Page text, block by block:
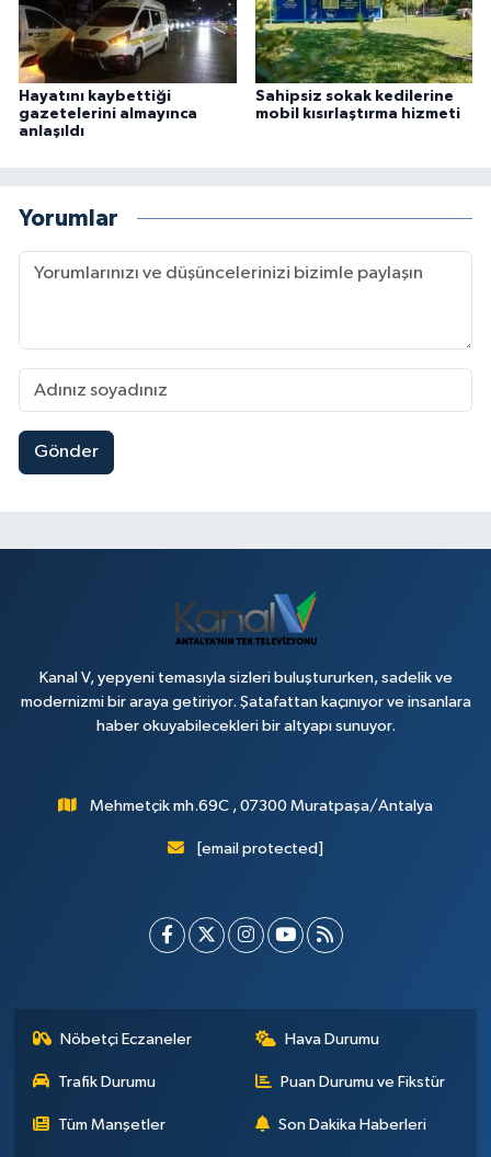
Hayatını kaybettiği
gazetelerini almayınca
anlaşıldı
Sahipsiz sokak kedilerine
mobil kısırlaştırma hizmeti
Yorumlar
Gönder
Kanal V, yepyeni temasıyla sizleri buluştururken, sadelik ve
modernizmi bir araya getiriyor. Şatafattan kaçınıyor ve insanlara
haber okuyabilecekleri bir altyapı sunuyor.
Mehmetçik mh.69C , 07300 Muratpaşa/Antalya
[email protected]
Nöbetçi Eczaneler Hava Durumu
Trafik Durumu Puan Durumu ve Fikstür
Tüm Manşetler Son Dakika Haberleri